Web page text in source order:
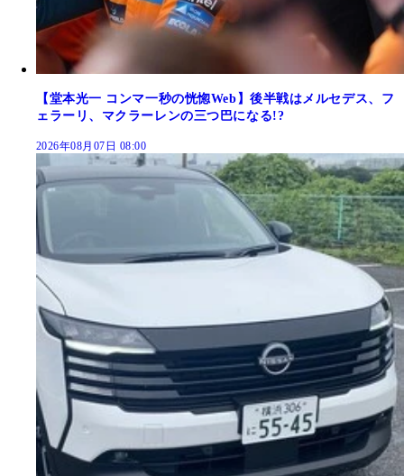
【堂本光一 コンマ一秒の恍惚Web】後半戦はメルセデス、フ
ェラーリ、マクラーレンの三つ巴になる!?
2026年08月07日 08:00